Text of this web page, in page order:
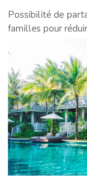
Possibilité de
familles pour